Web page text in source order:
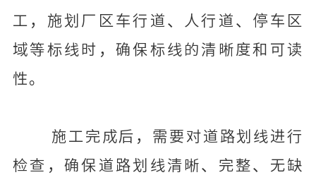
工，施划厂区车行道、人行道、停车区
域等标线时，确保标线的清晰度和可读
性。
施工完成后，需要对道路划线进行
检查，确保道路划线清晰、完整、无缺